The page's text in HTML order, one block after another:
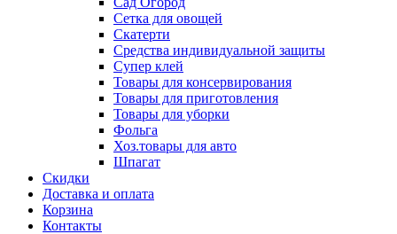
Сетка для овощей
Скатерти
Средства индивидуальной защиты
Супер клей
Товары для консервирования
Товары для приготовления
Товары для уборки
Фольга
Хоз.товары для авто
Шпагат
Скидки
Доставка и оплата
Корзина
Контакты